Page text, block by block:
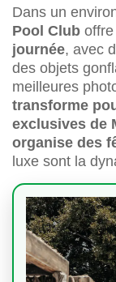
Dans un
Pool Club
journée, avec
des objets
meilleures
transforme
exclusives de
organise des
luxe sont la